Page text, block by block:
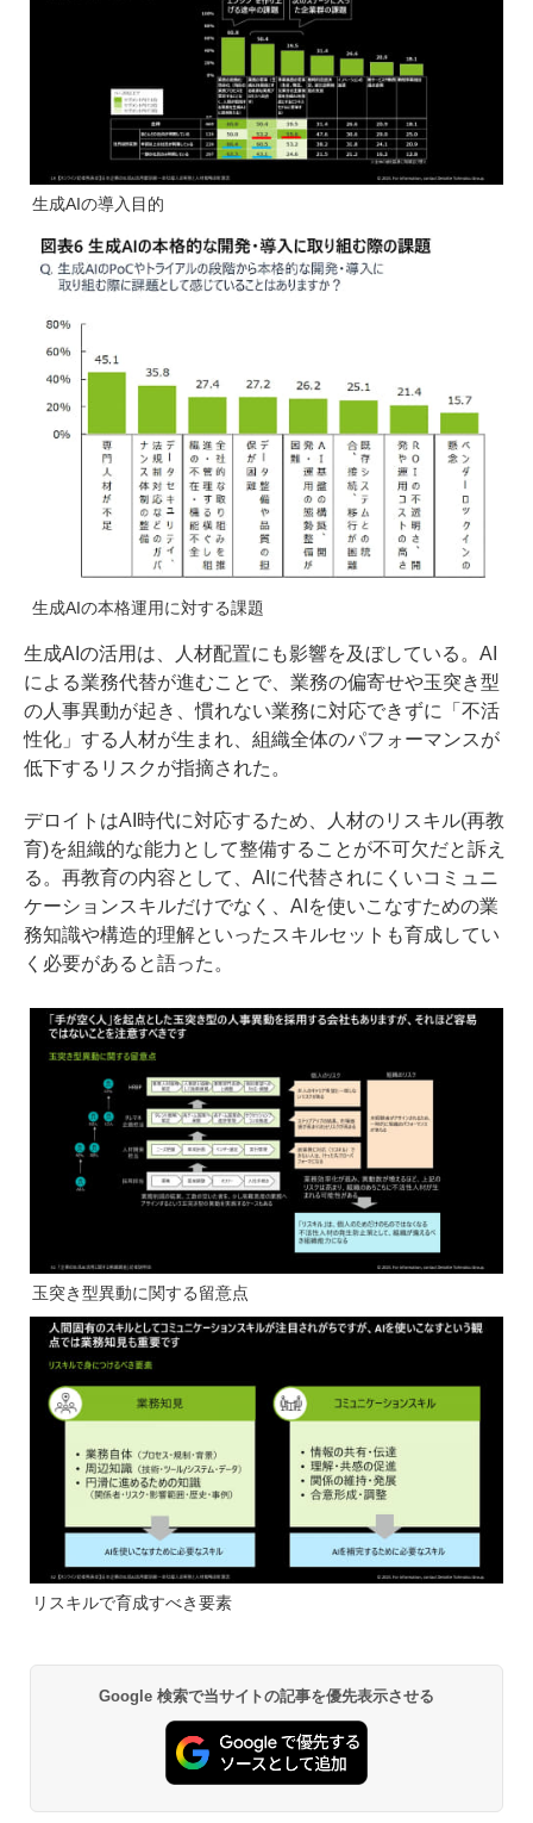
生成AIの導入目的
生成AIの本格運用に対する課題
生成AIの活用は、人材配置にも影響を及ぼしている。AI
による業務代替が進むことで、業務の偏寄せや玉突き型
の人事異動が起き、慣れない業務に対応できずに「不活
性化」する人材が生まれ、組織全体のパフォーマンスが
低下するリスクが指摘された。
デロイトはAI時代に対応するため、人材のリスキル(再教
育)を組織的な能力として整備することが不可欠だと訴え
る。再教育の内容として、AIに代替されにくいコミュニ
ケーションスキルだけでなく、AIを使いこなすための業
務知識や構造的理解といったスキルセットも育成してい
く必要があると語った。
玉突き型異動に関する留意点
リスキルで育成すべき要素
Google 検索で当サイトの記事を優先表示させる